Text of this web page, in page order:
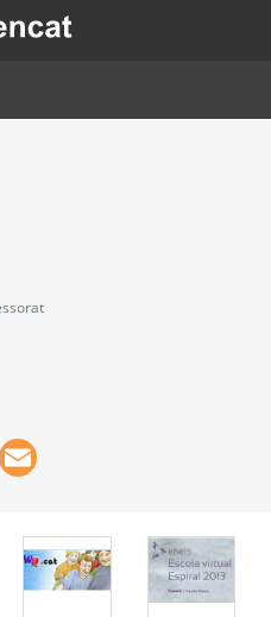
Vés
al
en una nova finestra.
WhatsApp